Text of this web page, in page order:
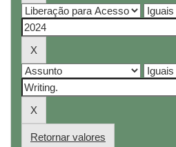
Retornar valores